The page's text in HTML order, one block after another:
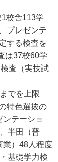
校舎113学
プレゼンテ
する検査を
は37校60学
査（実技試
でを上限
特色選抜の
テーショ
半田（普
業）48人程度
基礎学力検